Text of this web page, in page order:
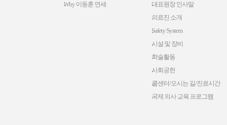
Why 이동훈 연세
대표원장 인사말
의료진 소개
Safety System
시설 및 장비
학술활동
사회공헌
콜센터/오시는 길/진료시간
국제 의사 교육 프로그램